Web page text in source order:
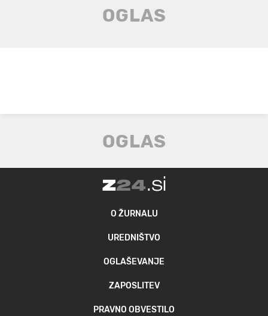
O ŽURNALU
UREDNIŠTVO
OGLAŠEVANJE
ZAPOSLITEV
PRAVNO OBVESTILO